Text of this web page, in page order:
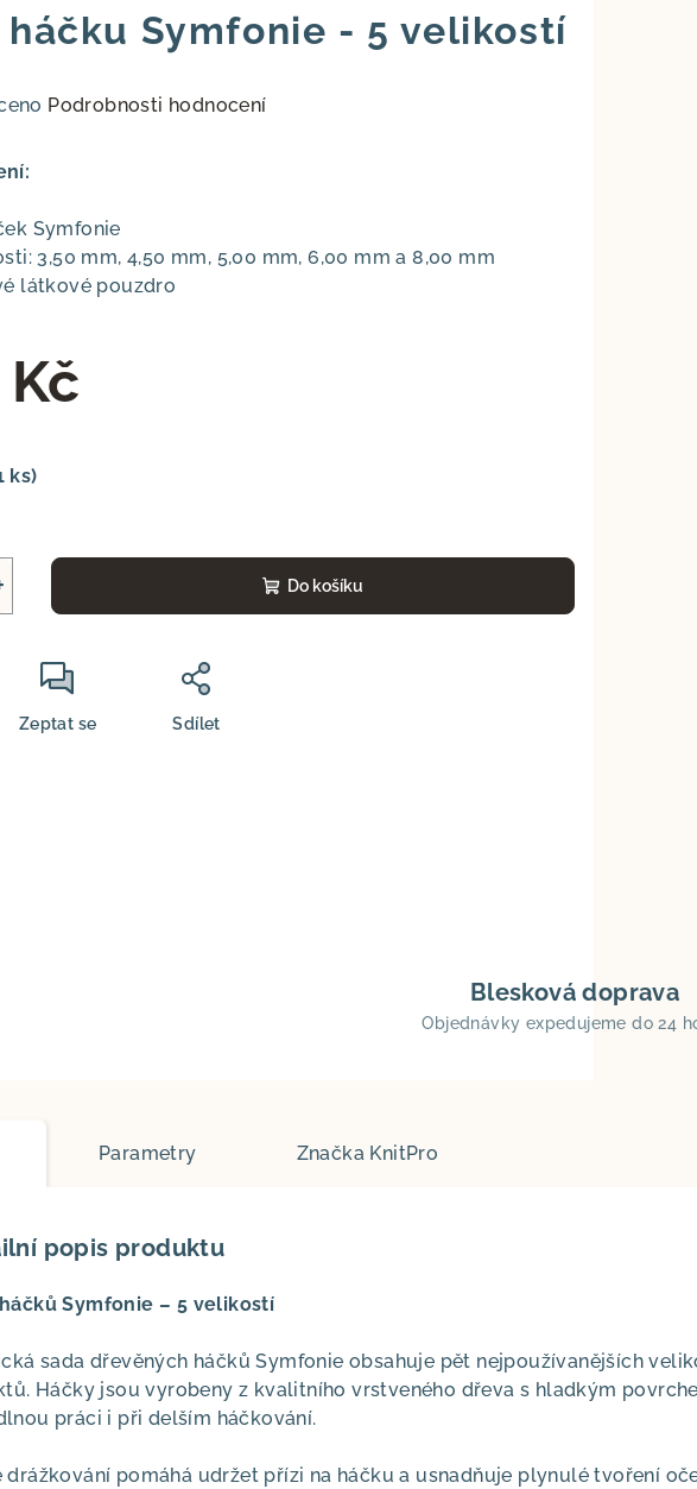
háčku Symfonie - 5 velikostí
Podrobnosti hodnocení
Symfonie
3,50 mm, 4,50 mm, 5,00 mm, 6,00 mm a 8,00 mm
látkové pouzdro
ks)
Do košíku
Zeptat se Sdílet
Blesková doprava
Objednávky expedujeme do 24
Parametry Značka KnitPro
popis produktu
Symfonie – 5 velikostí
sada dřevěných háčků Symfonie obsahuje pět nejpoužívanějších
Háčky jsou vyrobeny z kvalitního vrstveného dřeva s hladkým
práci i při delším háčkování.
drážkování pomáhá udržet přízi na háčku a usnadňuje plynulé tvoření